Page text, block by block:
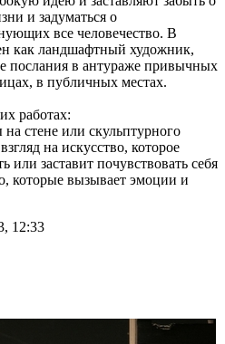
и задуматься о
все человечество. В
как ландшафтный художник,
послания в антураже привычных
в публичных местах.
работах:
стене или скульптурного
на искусство, которое
или заставит почувствовать себя
которые вызывает эмоции и
12:33